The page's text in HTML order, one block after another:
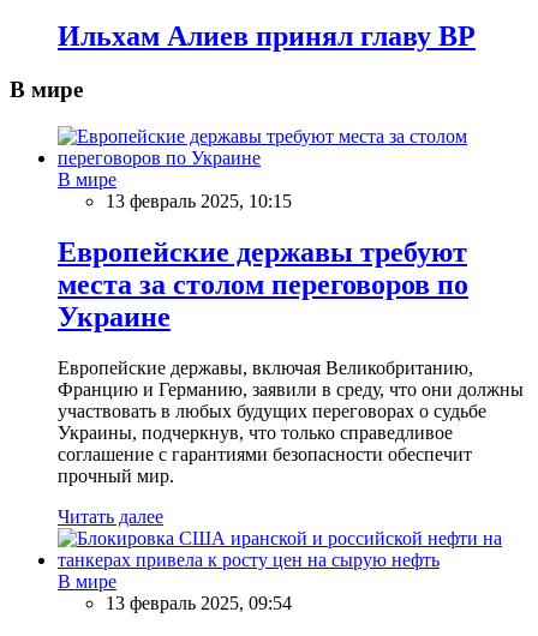
Ильхам Алиев принял главу BP
В мире
В мире
13 февраль 2025, 10:15
Европейские державы требуют
места за столом переговоров по
Украине
Европейские державы, включая Великобританию,
Францию и Германию, заявили в среду, что они должны
участвовать в любых будущих переговорах о судьбе
Украины, подчеркнув, что только справедливое
соглашение с гарантиями безопасности обеспечит
прочный мир.
Читать далее
В мире
13 февраль 2025, 09:54